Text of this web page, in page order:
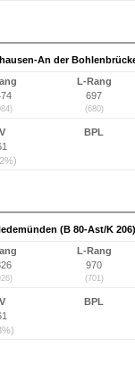
An der
L-Rang
697
(680)
BPL
(B 80-Ast/K
L-Rang
970
(701)
BPL